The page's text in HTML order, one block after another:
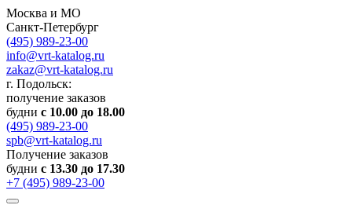
Москва и МО
Санкт-Петербург
(495) 989-23-00
info@vrt-katalog.ru
zakaz@vrt-katalog.ru
г. Подольск:
получение заказов
будни с 10.00 до 18.00
(495) 989-23-00
spb@vrt-katalog.ru
Получение заказов
будни с 13.30 до 17.30
+7 (495) 989-23-00